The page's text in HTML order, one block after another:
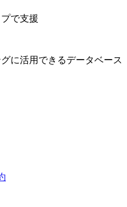
で支援
に活用できるデータベース